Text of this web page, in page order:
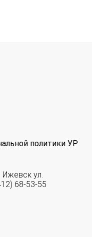
политики УР
ул.
68-53-55